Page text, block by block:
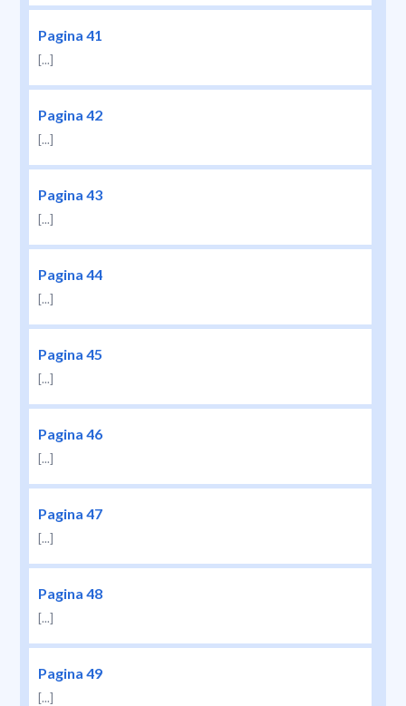
Pagina 41
[...]
Pagina 42
[...]
Pagina 43
[...]
Pagina 44
[...]
Pagina 45
[...]
Pagina 46
[...]
Pagina 47
[...]
Pagina 48
[...]
Pagina 49
[...]